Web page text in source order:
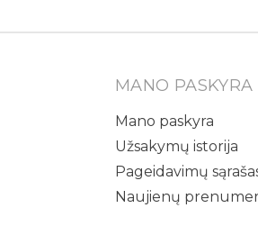
MANO PASKYRA
Mano paskyra
Užsakymų istorija
Pageidavimų
Naujienų